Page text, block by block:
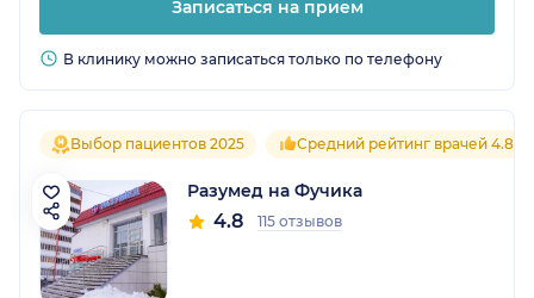
Записаться на прием
В клинику можно записаться только по телефону
Выбор пациентов 2025 Средний рейтинг врачей 4.8
Разумед на Фучика
4.8 115 отзывов